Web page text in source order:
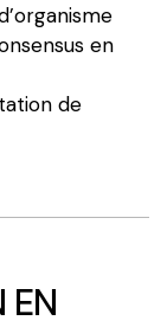
en
de
EN